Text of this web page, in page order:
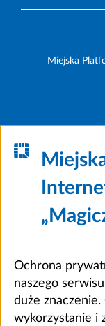
Miejska
Ochrona
naszego
duże znaczenie.
wykorzystanie i